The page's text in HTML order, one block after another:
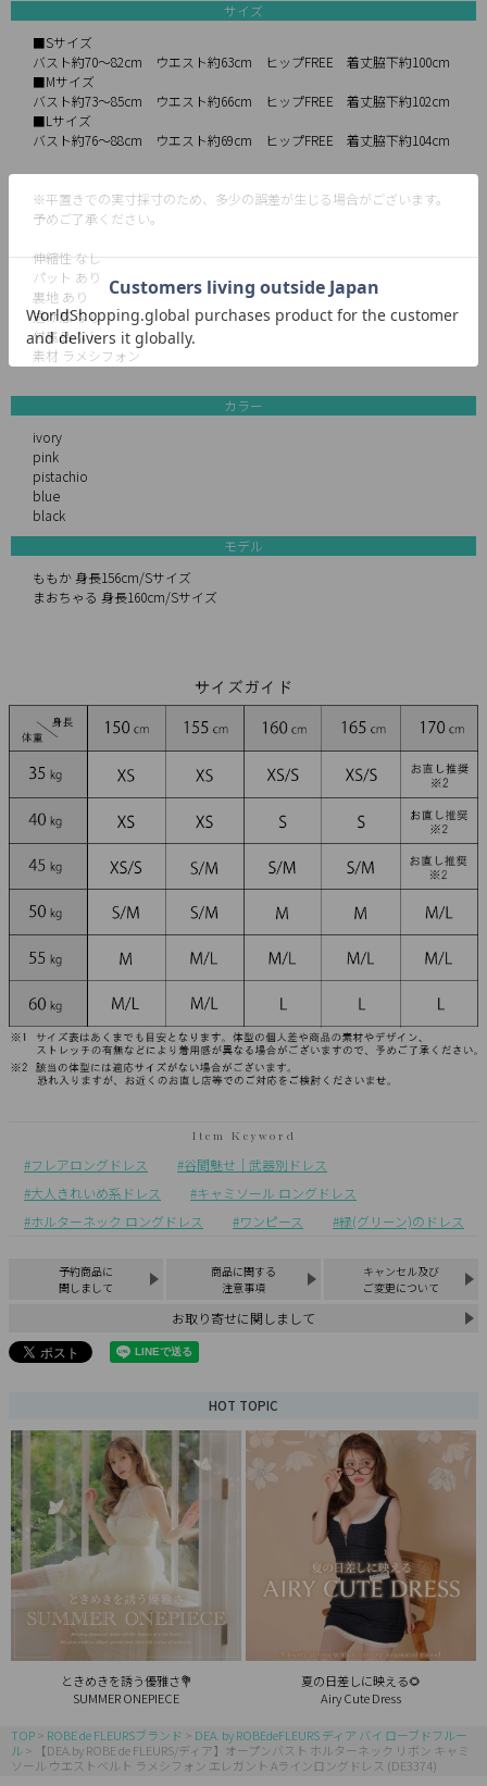
サイズ
■Sサイズ
バスト約70～82cm ウエスト約63cm ヒップFREE 着丈脇下約100cm
■Mサイズ
バスト約73～85cm ウエスト約66cm ヒップFREE 着丈脇下約102cm
■Lサイズ
バスト約76～88cm ウエスト約69cm ヒップFREE 着丈脇下約104cm
※平置きでの実寸採寸のため、多少の誤差が生じる場合がございます。
予めご了承ください。
伸縮性 なし
パット あり
裏地 あり
透け感 なし
付属品 なし
素材 ラメシフォン
カラー
ivory
pink
pistachio
blue
black
モデル
ももか 身長156cm/Sサイズ
まおちゃる 身長160cm/Sサイズ
フレアロングドレス
谷間魅せ｜武器別ドレス
大人きれいめ系ドレス
キャミソール ロングドレス
ホルターネック ロングドレス
ワンピース 緑(グリーン)のドレス
予約商品に
関しまして
商品に関する
注意事項
キャンセル及び
ご変更について
お取り寄せに関しまして
HOT TOPIC
ときめきを誘う優雅さ💐
SUMMER ONEPIECE
夏の日差しに映える🌻
Airy Cute Dress
TOP ROBE de FLEURSブランド
DEA. by ROBEdeFLEURS ディア バイ ローブドフルー
ル
【DEA.by ROBE de FLEURS/ディア】オープンバスト ホルターネック リボン キャミ
ソール ウエストベルト ラメシフォン エレガント Aラインロングドレス (DE3374)